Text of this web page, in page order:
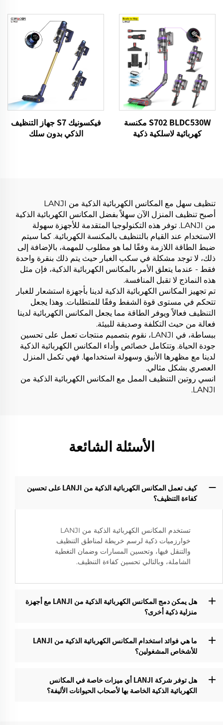
S702 BLDC530W مكنسة
كهربائية لاسلكية ذكية
فيكسونيك S7 جهاز التنظيف
الذكي بدون سلك
تنظيف سهل مع المكانس الكهربائية الذكية من LANJI
أصبح تنظيف المنزل الآن سهلاً بفضل المكانس الكهربائية الذكية
من LANJI. توفر هذه التكنولوجيا المتقدمة للأجهزة سهولة
الاستخدام عند القيام بالتنظيف بالمكنسة الكهربائية. كما سيتم
ضبط الطاقة اللازمة وفقًا لما هو مطلوب للمهمة، بالإضافة إلى
ذلك، لا توجد مشكلة في سكب الغبار حيث يتم ذلك بنقرة واحدة
فقط - عندما يتعلق الأمر بالمكانس الكهربائية الذكية، فإن مثل
هذه النماذج لا تقبل المنافسة.
تم تجهيز المكانس الكهربائية الذكية لدينا بأجهزة استشعار للغبار
تتحكم في مستوى قوة الشفط وفقًا للمتطلبات. وهذا يجعل
التنظيف فعالاً ويوفر الطاقة مما يجعل المكانس الكهربائية لدينا
فعالة من حيث التكلفة وصديقة للبيئة.
ببساطة، في LANJI، نقوم بتصميم منتجات تعمل على تحسين
جودة الحياة. وتتكامل خصائص وأداء المكانس الكهربائية الذكية
لدينا مع مظهرها الأنيق وسهولة استخدامها. فهي تكمل المنزل
العصري بشكل مثالي.
انسي روتين التنظيف الممل مع المكانس الكهربائية الذكية من
LANJI.
الأسئلة الشائعة
كيف تعمل المكانس الكهربائية الذكية من LANJI على تحسين
كفاءة التنظيف؟‌
تستخدم المكانس الكهربائية الذكية من LANJI
خوارزميات ذكية لرسم خريطة لمناطق التنظيف
والتنقل فيها، وتحسين المسارات وضمان التغطية
الشاملة، وبالتالي تحسين كفاءة التنظيف.
هل يمكن دمج المكانس الكهربائية الذكية من LANJI مع أجهزة
منزلية ذكية أخرى؟
ما هي فوائد استخدام المكانس الكهربائية الذكية من LANJI
للأشخاص المشغولين؟‌
هل توفر شركة LANJI أي ميزات خاصة في المكانس
الكهربائية الذكية الخاصة بها لأصحاب الحيوانات الأليفة؟